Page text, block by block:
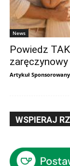
News
Powiedz
Artykuł Sponsorowany
WSPIERAJ